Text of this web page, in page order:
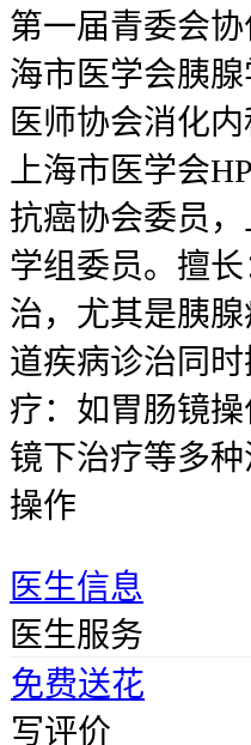
第一届青委会
海市医学会胰
医师协会消化内
上海市医学会
抗癌协会委员
学组委员。擅
治，尤其是胰
道疾病诊治同
疗：如胃肠镜
镜下治疗等多
操作
医生信息
医生服务
免费送花
写评价